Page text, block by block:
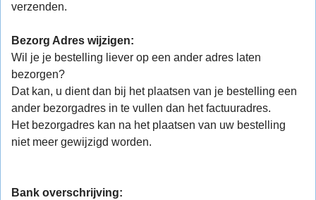
verzenden.
Bezorg Adres wijzigen:
Wil je je bestelling liever op een ander adres laten
bezorgen?
Dat kan, u dient dan bij het plaatsen van je bestelling een
ander bezorgadres in te vullen dan het factuuradres.
Het bezorgadres kan na het plaatsen van uw bestelling
niet meer gewijzigd worden.
Bank overschrijving: